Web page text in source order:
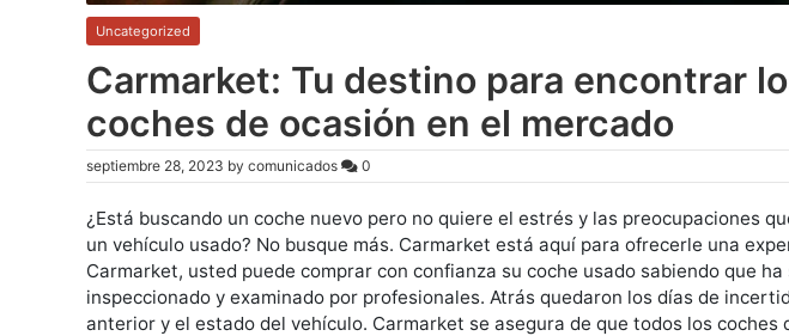
Uncategorized
Carmarket: Tu destino para encontrar
coches de ocasión en el mercado
septiembre 28, 2023 by comunicados 0
¿Está buscando un coche nuevo pero no quiere el estrés y las preocupaciones
un vehículo usado? No busque más. Carmarket está aquí para ofrecerle una
Carmarket, usted puede comprar con confianza su coche usado sabiendo que
inspeccionado y examinado por profesionales. Atrás quedaron los días de
anterior y el estado del vehículo. Carmarket se asegura de que todos los coches